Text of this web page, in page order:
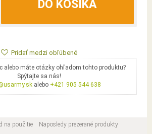
DO KOŠÍKA
Pridať medzi obľúbené
alebo máte otázky ohľadom tohto produktu?
Spýtajte sa nás!
alebo +421 905 544 638
na použitie
Naposledy prezerané produkty